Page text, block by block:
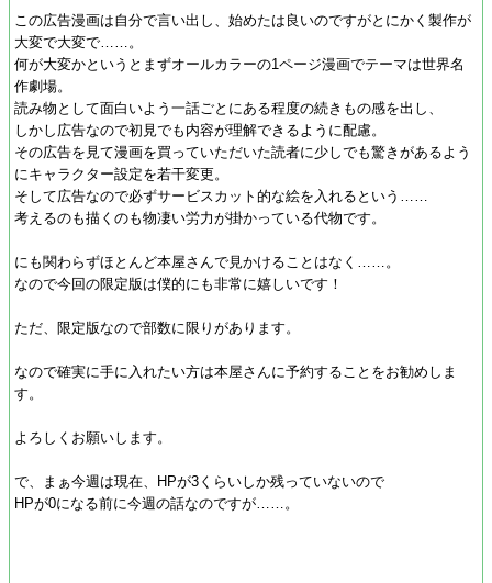
この広告漫画は自分で言い出し、始めたは良いのですがとにかく製作が
大変で大変で……。
何が大変かというとまずオールカラーの1ページ漫画でテーマは世界名
作劇場。
読み物として面白いよう一話ごとにある程度の続きもの感を出し、
しかし広告なので初見でも内容が理解できるように配慮。
その広告を見て漫画を買っていただいた読者に少しでも驚きがあるよう
にキャラクター設定を若干変更。
そして広告なので必ずサービスカット的な絵を入れるという……
考えるのも描くのも物凄い労力が掛かっている代物です。
にも関わらずほとんど本屋さんで見かけることはなく……。
なので今回の限定版は僕的にも非常に嬉しいです！
ただ、限定版なので部数に限りがあります。
なので確実に手に入れたい方は本屋さんに予約することをお勧めしま
す。
よろしくお願いします。
で、まぁ今週は現在、HPが3くらいしか残っていないので
HPが0になる前に今週の話なのですが……。